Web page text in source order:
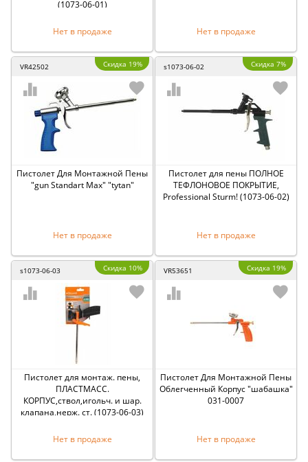
(1073-06-01)
Нет в продаже Нет в продаже
VR42502 Скидка 19%
Пистолет Для Монтажной Пены
"gun Standart Max" "tytan"
Нет в продаже
s1073-06-02 Скидка 7%
Пистолет для пены ПОЛНОЕ
ТЕФЛОНОВОЕ ПОКРЫТИЕ,
Professional Sturm! (1073-06-02)
Нет в продаже
s1073-06-03 Скидка 10%
Пистолет для монтаж. пены,
ПЛАСТМАСС.
КОРПУС,ствол,игольч. и шар.
клапана,нерж. ст. (1073-06-03)
Нет в продаже
VR53651 Скидка 19%
Пистолет Для Монтажной Пены
Облегченный Корпус "шабашка"
031-0007
Нет в продаже